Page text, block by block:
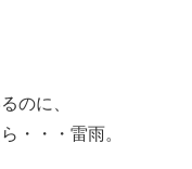
のに、
・・・雷雨。